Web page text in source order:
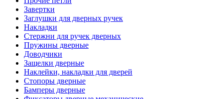
Завертки
Заглушки для дверных ручек
Накладки
Стержни для ручек дверных
Пружины дверные
Доводчики
Защелки дверные
Наклейки, накладки для дверей
Стопоры дверные
Бамперы дверные